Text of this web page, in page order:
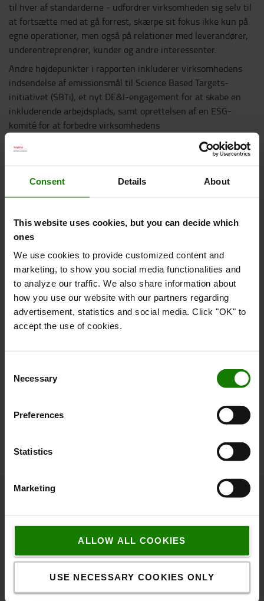
Consent Details About
This website uses cookies, but you can decide which
ones
We use cookies to provide customized content and
marketing, to show you social media functionalities and
to analyze our traffic. We also share information about
how you use our website with our partners regarding
advertisement, statistics and social media. Click "OK" to
accept the use of cookies.
Selection
Necessary
Preferences
Statistics
Marketing
ALLOW ALL COOKIES
USE NECESSARY COOKIES ONLY
til hver af standarderne - udfordrer virksomheden sig selv til
at fortsætte med at gå forrest, skærpe sit fokus ikke kun på
egne operationer, men også på relationer med leverandører,
underentreprenører, kunder og andre interessenter.
Andre højdepunkter i rapporten inkluderer virksomhedens
indsendelse af emissionsmål til Science Based Targets-
initiativet (SBTi), et nyt DE&I-engagement for at skabe en
inkluderende arbejdsplads, samt oprettelsen af en ESG-
komité for at forbedre virksomhedens
bæredygtighedsstrategi og ESG-beslutningstagning.
fra hver forretningsfunktion os i stand til at tackle en bred
vifte af bæredygtighedsudfordringer, såsom klimaændringer,
i stand til at støtte vores ledelse og få momentum i
overgangen til en mere bæredygtig forretning," siger Tom
Schalenbourg, direktør for bæredygtig udvikling hos Toyota
Material Handling Europe.
Du kan få adgang til Toyota Material Handling Europes
Bæredygtighedsrapport for 2023 her.
EHS MANAGER
christina.christensen@dk.toyota-industries.eu
M: +45 23 104 721
Hvorfor vælge Toyota